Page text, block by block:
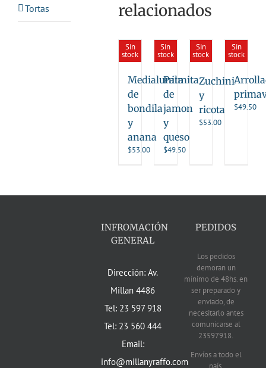
relacionados
Sin
stock
Medialunita
de
bondila
y
anana
$53.00
Sin
stock
Palmita
de
jamon
y
queso
$49.50
Sin
stock
Zuchini
y
ricota
$53.00
Sin
stock
$49.50
Tortas
INFROMACIÓN
GENERAL
Dirección: Av.
Millan 4486
Tel: 23 597 918
Tel: 23 560 444
Email:
info@millanyraffo.com
PEDIDOS
Los pedidos
demoran un
mínimo de 48hs. en
ser preparado y
enviado, de
necesitarlo antes
comunicarse al
23597918.
Envíos a todo el
país.